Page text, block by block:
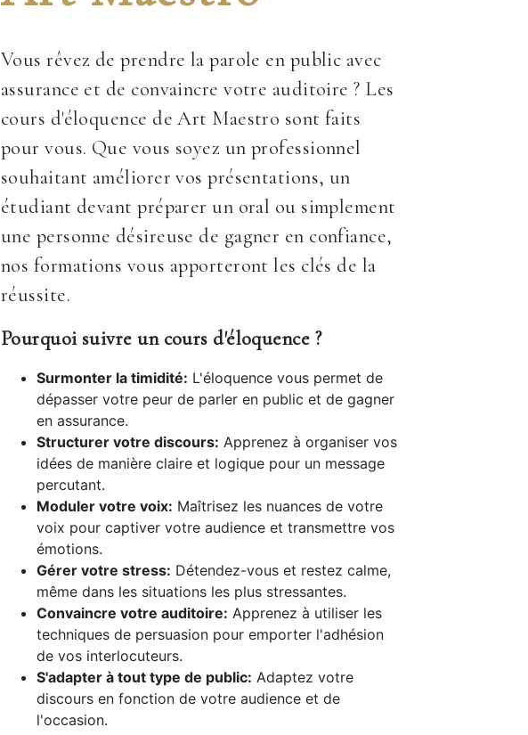
Vous rêvez de prendre la parole en public avec
assurance et de convaincre votre auditoire ? Les
cours d'éloquence de Art Maestro sont faits
pour vous. Que vous soyez un professionnel
souhaitant améliorer vos présentations, un
étudiant devant préparer un oral ou simplement
une personne désireuse de gagner en confiance,
nos formations vous apporteront les clés de la
réussite.
Pourquoi suivre un cours d'éloquence ?
Surmonter la timidité: L'éloquence vous permet de
dépasser votre peur de parler en public et de gagner
en assurance.
Structurer votre discours: Apprenez à organiser vos
idées de manière claire et logique pour un message
percutant.
Moduler votre voix: Maîtrisez les nuances de votre
voix pour captiver votre audience et transmettre vos
émotions.
Gérer votre stress: Détendez-vous et restez calme,
même dans les situations les plus stressantes.
Convaincre votre auditoire: Apprenez à utiliser les
techniques de persuasion pour emporter l'adhésion
de vos interlocuteurs.
S'adapter à tout type de public: Adaptez votre
discours en fonction de votre audience et de
l'occasion.